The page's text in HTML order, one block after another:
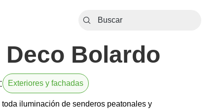
Deco Bolardo
Exteriores y fachadas
toda iluminación de senderos peatonales y